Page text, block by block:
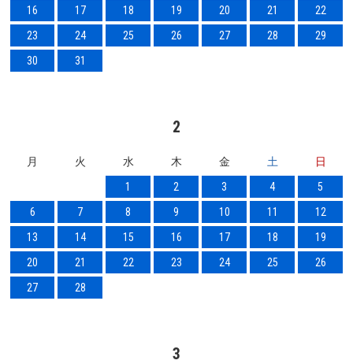
16
17 18 19 20 21
22
23
24 25 26 27 28
29
30
31
2
月 火 水 木 金 土
日
1
2 3 4
5
6
7 8 9 10 11
12
13
14 15 16 17 18
19
20
21 22 23 24 25
26
27
28
3